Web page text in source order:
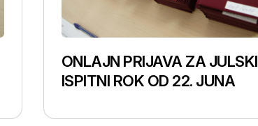
ONLAJN PRIJAVA ZA JULSKI
ISPITNI ROK OD 22. JUNA